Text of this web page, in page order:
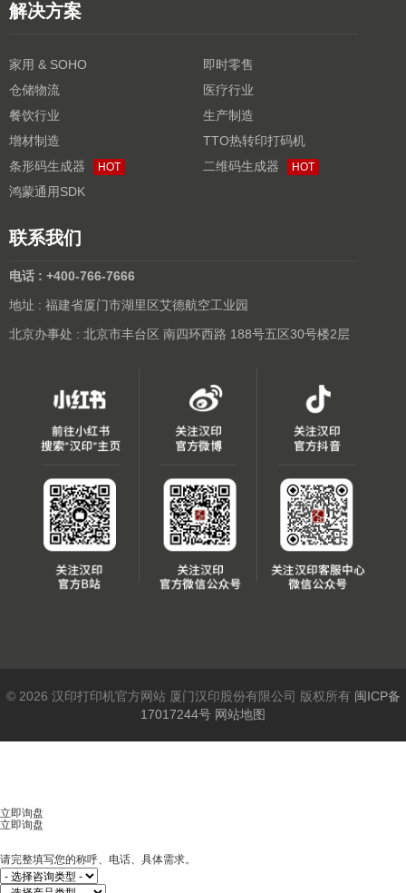
解决方案
家用 & SOHO
即时零售
仓储物流
医疗行业
餐饮行业
生产制造
增材制造
TTO热转印打码机
条形码生成器
HOT 二维码生成器 HOT
鸿蒙通用SDK
联系我们
电话 : +400-766-7666
地址 : 福建省厦门市湖里区艾德航空工业园
北京办事处 : 北京市丰台区 南四环西路 188号五区30号楼2层
© 2026 汉印打印机官方网站 厦门汉印股份有限公司 版权所有 闽ICP备
17017244号 网站地图
立即询盘
立即询盘
请完整填写您的称呼、电话、具体需求。